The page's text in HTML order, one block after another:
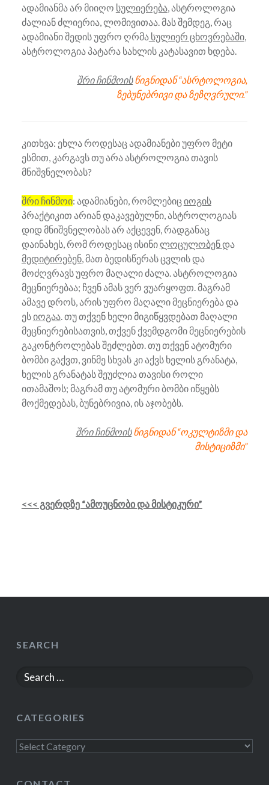
ადამიანმა არ მიიღო სულიერება, ასტროლოგია
ძალიან ძლიერია, ლომივითაა. მას შემდეგ, რაც
ადამიანი შედის უფრო ღრმასულიერ ცხოვრებაში,
ასტროლოგია პატარა სახლის კატასავით ხდება.
შრი ჩინმოის წიგნიდან “ასრტოლოგია,
ზებუნებრივი და ზეზღვრული.”
კითხვა: ეხლა როდესაც ადამიანები უფრო მეტი
ესმით, კარგავს თუ არა ასტროლოგია თავის
მნიშვნელობას?
შრი ჩინმოი: ადამიანები, რომლებიციოგის
პრაქტიკით არიან დაკავებულნი, ასტროლოგიას
დიდ მნიშვნელობას არ აქცევენ, რადგანაც
დაინახეს, რომ როდესაც ისინილოცულობენდა
მედიტირებენ, მათ ბედისწერას ცვლის და
მოძღვრავს უფრო მაღალი ძალა. ასტროლოგია
მეცნიერებაა; ჩვენ ამას ვერ ვუარყოფთ. მაგრამ
ამავე დროს, არის უფრო მაღალი მეცნიერება და
ესიოგაა. თუ თქვენ ხელი მიგიწყვდებათ მაღალი
მეცნიერებისათვის, თქვენ ქვემდგომი მეცნიერების
გაკონტროლებას შეძლებთ. თუ თქვენ ატომური
ბომბი გაქვთ, ვინმე სხვას კი აქვს ხელის გრანატა,
ხელის გრანატას შეუძლია თავისი როლი
ითამაშოს; მაგრამ თუ ატომური ბომბი იწყებს
მოქმედებას, ბუნებრივია, ის აჯობებს.
შრი ჩინმოის წიგნიდან “ოკულტიზმი და
მისტიციზმი”
<<< გვერდზე “ამოუცნობი და მისტიკური”
SEARCH
Search
CATEGORIES
Categories